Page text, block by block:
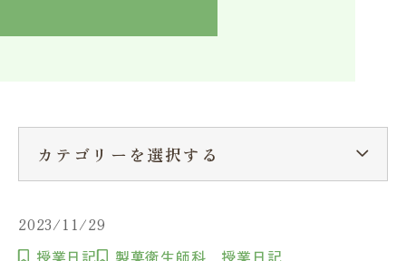
卒業生の方へ在学生へ一般の方へ（教室・講習会）
2023/11/29
授業日記 製菓衛生師科 授業日記
カテゴリーを選択する